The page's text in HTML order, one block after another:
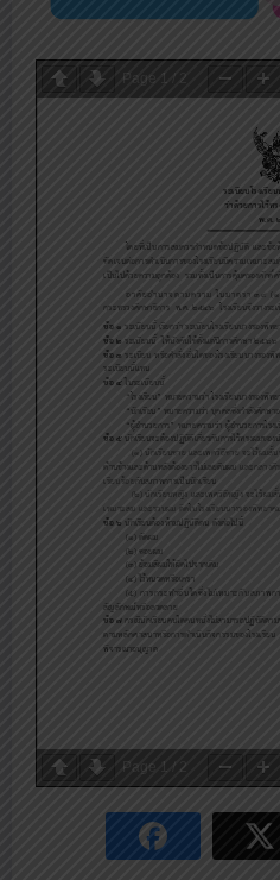
Page / 2
Page 1 / 2